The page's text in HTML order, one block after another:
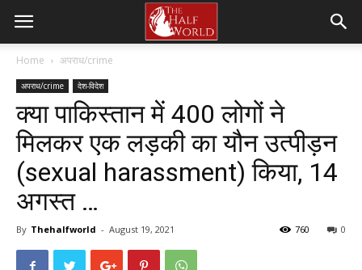
Home अपराध/crime
अपराध/crime देश-विदेश
क्या पाकिस्तान में 400 लोगों ने
मिलकर एक लड़की का यौन उत्पीड़न
(sexual harassment) किया, 14
अगस्त …
By Thehalfworld - August 19, 2021 0
760